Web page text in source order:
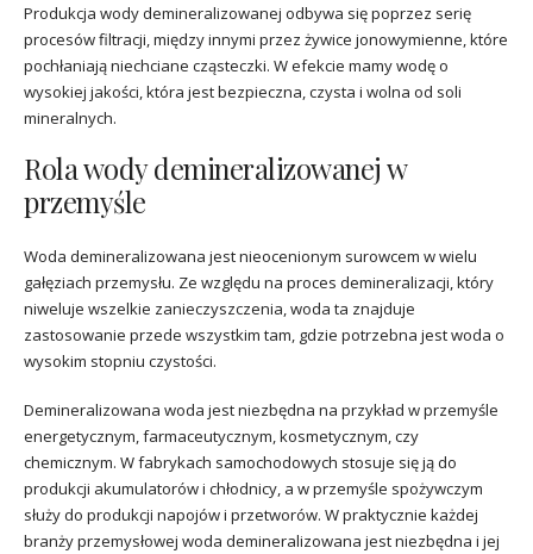
Produkcja wody demineralizowanej odbywa się poprzez serię
procesów filtracji, między innymi przez żywice jonowymienne, które
pochłaniają niechciane cząsteczki. W efekcie mamy wodę o
wysokiej jakości, która jest bezpieczna, czysta i wolna od soli
mineralnych.
Rola wody demineralizowanej w
przemyśle
Woda demineralizowana jest nieocenionym surowcem w wielu
gałęziach przemysłu. Ze względu na proces demineralizacji, który
niweluje wszelkie zanieczyszczenia, woda ta znajduje
zastosowanie przede wszystkim tam, gdzie potrzebna jest woda o
wysokim stopniu czystości.
Demineralizowana woda jest niezbędna na przykład w przemyśle
energetycznym, farmaceutycznym, kosmetycznym, czy
chemicznym. W fabrykach samochodowych stosuje się ją do
produkcji akumulatorów i chłodnicy, a w przemyśle spożywczym
służy do produkcji napojów i przetworów. W praktycznie każdej
branży przemysłowej woda demineralizowana jest niezbędna i jej